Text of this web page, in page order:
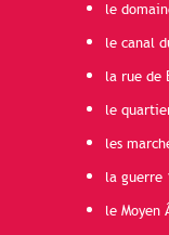
le
le canal
la rue de
le
les
la guerre
le Moyen